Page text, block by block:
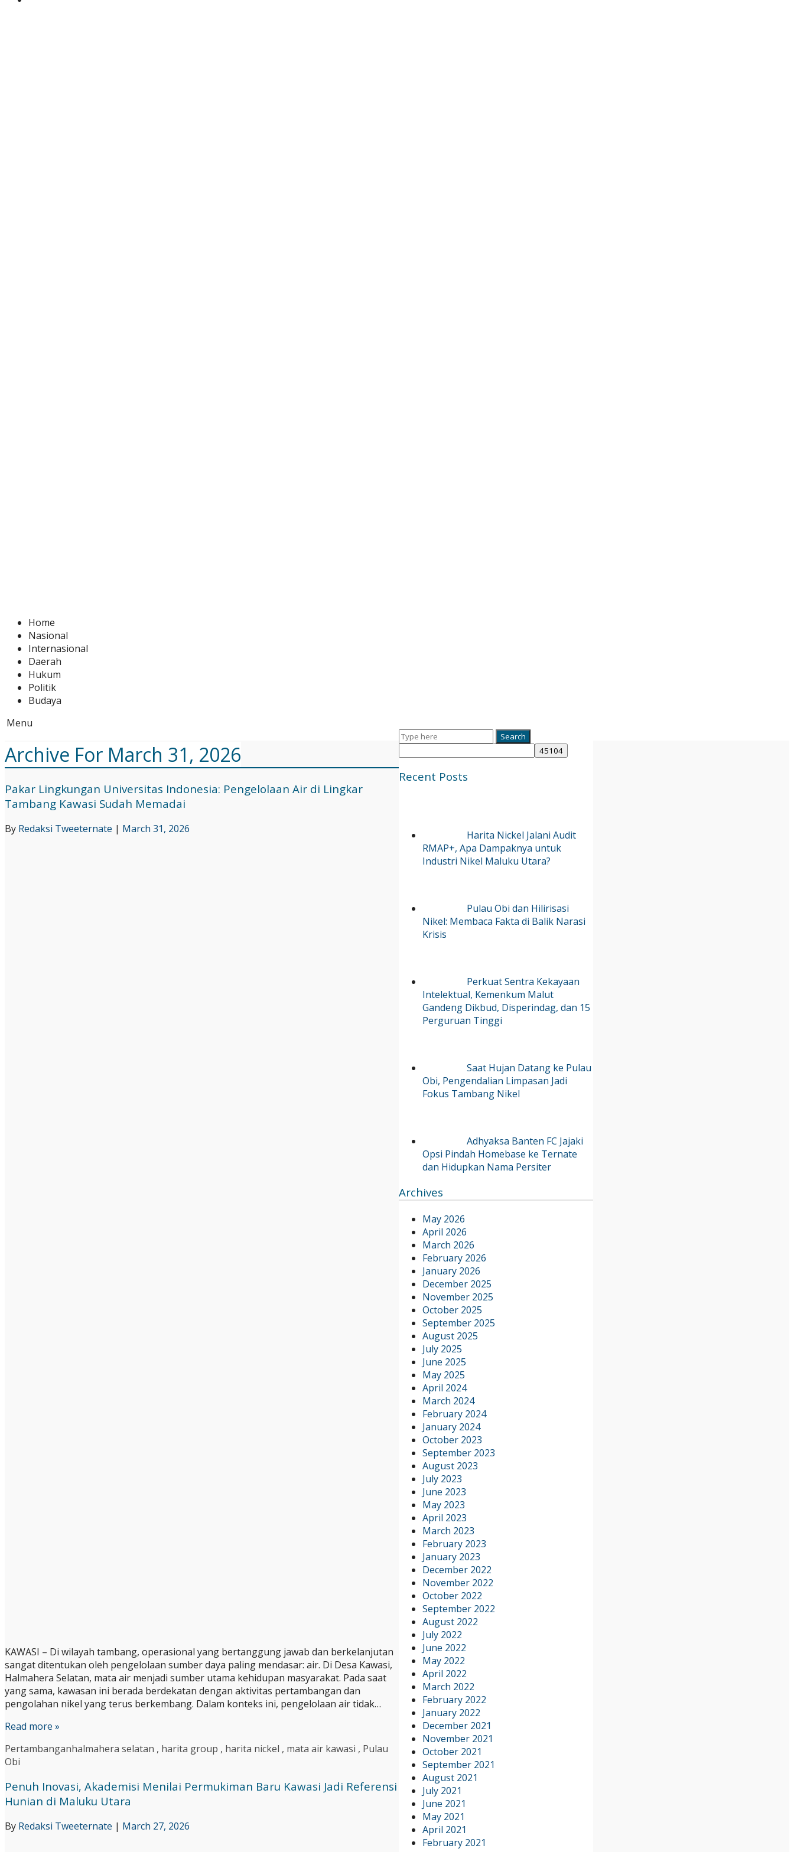
Home
Nasional
Internasional
Daerah
Hukum
Politik
Budaya
Menu
Recent Posts
Harita Nickel Jalani Audit
RMAP+, Apa Dampaknya untuk
Industri Nikel Maluku Utara?
Pulau Obi dan Hilirisasi
Nikel: Membaca Fakta di Balik Narasi
Krisis
Perkuat Sentra Kekayaan
Intelektual, Kemenkum Malut
Gandeng Dikbud, Disperindag, dan 15
Perguruan Tinggi
Saat Hujan Datang ke Pulau
Obi, Pengendalian Limpasan Jadi
Fokus Tambang Nikel
Adhyaksa Banten FC Jajaki
Opsi Pindah Homebase ke Ternate
dan Hidupkan Nama Persiter
Archives
May 2026
April 2026
March 2026
February 2026
January 2026
December 2025
November 2025
October 2025
September 2025
August 2025
July 2025
June 2025
May 2025
April 2024
March 2024
February 2024
January 2024
October 2023
September 2023
August 2023
July 2023
June 2023
May 2023
April 2023
March 2023
February 2023
January 2023
December 2022
November 2022
October 2022
September 2022
August 2022
July 2022
June 2022
May 2022
April 2022
March 2022
February 2022
January 2022
December 2021
November 2021
October 2021
September 2021
August 2021
July 2021
June 2021
May 2021
April 2021
February 2021
Archive For March 31, 2026
Pakar Lingkungan Universitas Indonesia: Pengelolaan Air di Lingkar
Tambang Kawasi Sudah Memadai
By Redaksi Tweeternate | March 31, 2026
KAWASI – Di wilayah tambang, operasional yang bertanggung jawab dan berkelanjutan
sangat ditentukan oleh pengelolaan sumber daya paling mendasar: air. Di Desa Kawasi,
Halmahera Selatan, mata air menjadi sumber utama kehidupan masyarakat. Pada saat
yang sama, kawasan ini berada berdekatan dengan aktivitas pertambangan dan
pengolahan nikel yang terus berkembang. Dalam konteks ini, pengelolaan air tidak…
Read more »
Pertambanganhalmahera selatan , harita group , harita nickel , mata air kawasi , Pulau
Obi
Penuh Inovasi, Akademisi Menilai Permukiman Baru Kawasi Jadi Referensi
Hunian di Maluku Utara
By Redaksi Tweeternate | March 27, 2026